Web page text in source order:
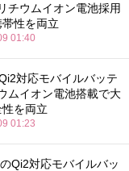
ウムイオン電池採用
性を両立
01:40
対応モバイルバッテ
ムイオン電池搭載で大
を両立
01:23
Qi2対応モバイルバッ